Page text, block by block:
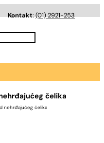
Kontakt:(01) 2921-253
čelika
nehrđajućeg čelika